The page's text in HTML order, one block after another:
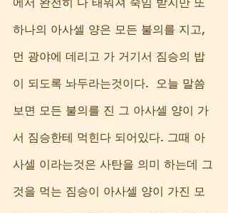
에서 완전히 다 태워져 죽임 받지만 또
하나의 아사셀 양은 모든 불의를 지고,
먼 광야에 데리고 가 거기서 짐승의 밥
이 되도록 놔두라는것이다.  오늘 말씀
보면 모든 불의를 진 그 아사셀 양이 가
서 짐승한테 먹힌다 되어있다. 그때 아
사셀 이라는것은 사탄을 의미 하는데 그
것을 먹는 짐승이 아사셀 양이 가진 모